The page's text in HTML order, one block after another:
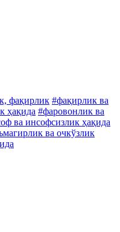
фақирлик #фақирлик ва
ҳақида #фаровонлик ва
ва инсофсизлик ҳақида
ва очкўзлик